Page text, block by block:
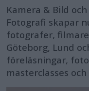
Kamera & Bild
Fotografi skapar
fotografer,
Göteborg, Lund
föreläsningar,
masterclasses